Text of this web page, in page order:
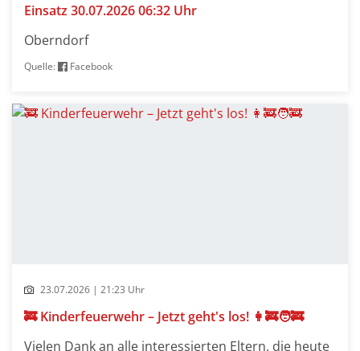
Einsatz 30.07.2026 06:32 Uhr
Oberndorf
Quelle: Facebook
23.07.2026 | 21:23 Uhr
🚒 Kinderfeuerwehr – Jetzt geht's los! 👩‍🚒🧑‍🚒
Vielen Dank an alle interessierten Eltern, die heute